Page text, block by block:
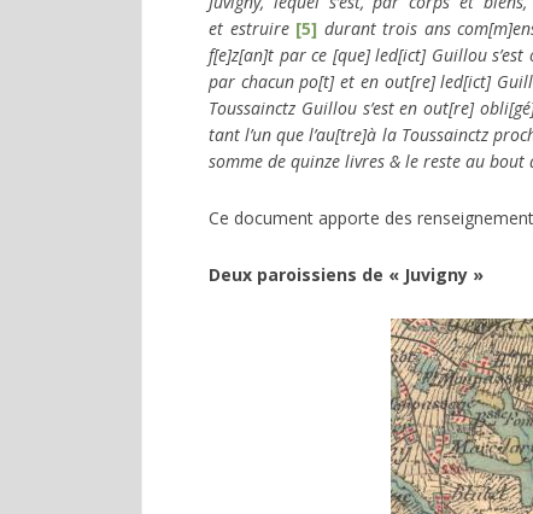
et estruire [5] durant trois ans
f[e]z[an]t par ce [que] led[ict] Guillou
par chacun po[t] et en out[re] led[ict]
Toussainctz Guillou s’est en out[re]
tant l’un que l’au[tre]à la Toussainctz
somme de quinze livres & le reste au bout
Ce document apporte des
Deux paroissiens de « Juvigny »
Image